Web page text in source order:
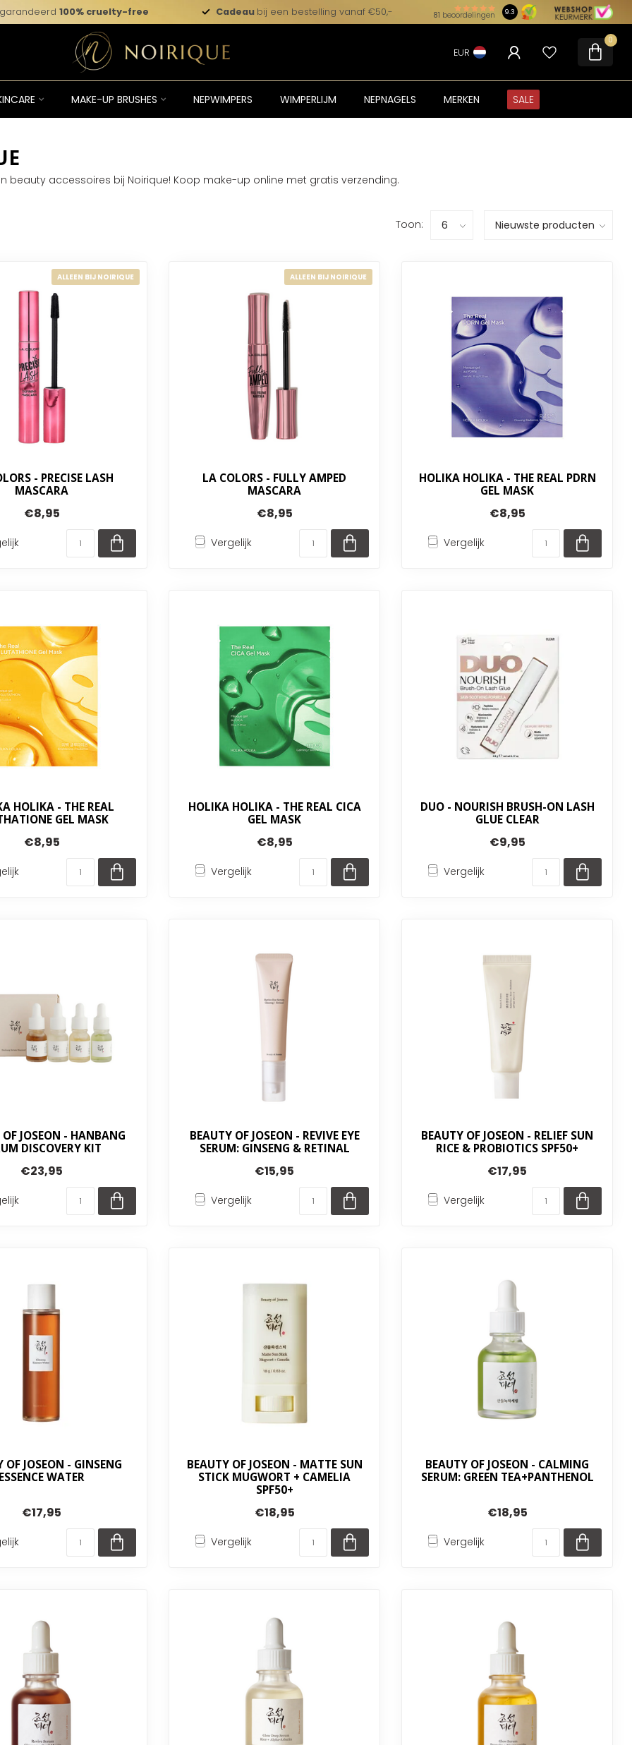
100% cruelty-free Cadeau bij een bestelling vanaf €50,- 81 beoordelingen 9.3
EUR
0
MAKE-UP BRUSHES NEPWIMPERS WIMPERLIJM NEPNAGELS MERKEN SALE
beauty accessoires bij Noirique! Koop make-up online met gratis verzending.
Toon:
ALLEEN BIJ NOIRIQUE
- PRECISE LASH
MASCARA
€8,95
ALLEEN BIJ NOIRIQUE
LA COLORS - FULLY AMPED
MASCARA
€8,95
Vergelijk
HOLIKA HOLIKA - THE REAL PDRN
GEL MASK
€8,95
Vergelijk
HOLIKA - THE REAL
GEL MASK
€8,95
HOLIKA HOLIKA - THE REAL CICA
GEL MASK
€8,95
Vergelijk
DUO - NOURISH BRUSH-ON LASH
GLUE CLEAR
€9,95
Vergelijk
JOSEON - HANBANG
DISCOVERY KIT
€23,95
BEAUTY OF JOSEON - REVIVE EYE
SERUM: GINSENG & RETINAL
€15,95
Vergelijk
BEAUTY OF JOSEON - RELIEF SUN
RICE & PROBIOTICS SPF50+
€17,95
Vergelijk
OF JOSEON - GINSENG
ESSENCE WATER
€17,95
BEAUTY OF JOSEON - MATTE SUN
STICK MUGWORT + CAMELIA
SPF50+
€18,95
Vergelijk
BEAUTY OF JOSEON - CALMING
SERUM: GREEN TEA+PANTHENOL
€18,95
Vergelijk